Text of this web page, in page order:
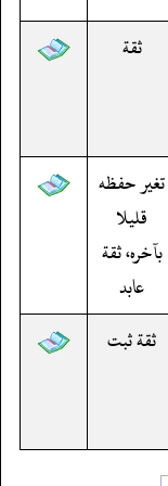
ثقة
تغير حفظه
قليلا
بآخره، ثقة
عابد
ثقة ثبت